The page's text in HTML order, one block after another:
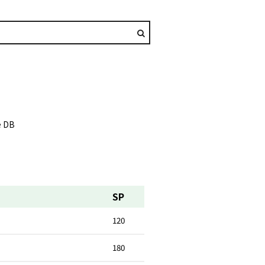
DB
SP
120
180